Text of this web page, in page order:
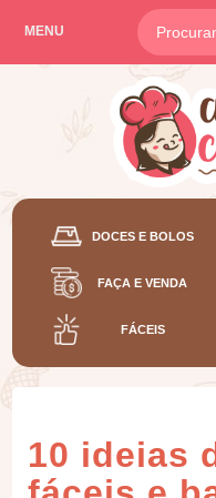
MENU
DOCES E BOLOS
FAÇA E VENDA
FÁCEIS
10 ideias